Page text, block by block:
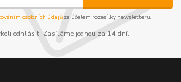
osobních údajůza účelem rozesílky newsletteru.
odhlásit. Zasíláme jednou za 14 dní.